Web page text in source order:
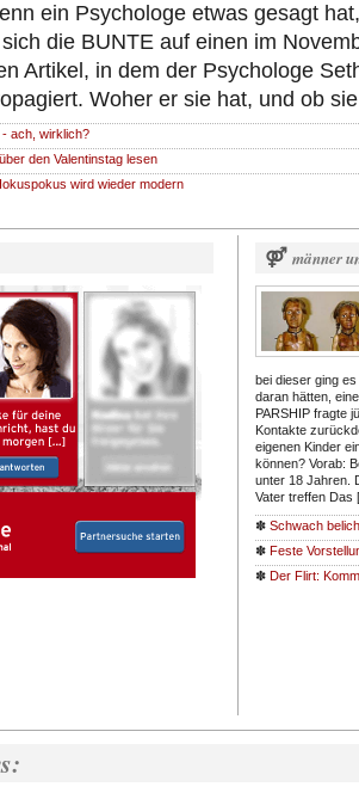
ein Psychologe etwas gesagt
die BUNTE auf einen im
Artikel, in dem der Psychologe
Woher er sie hat, und ob
- ach, wirklich?
den Valentinstag lesen
wird wieder modern
⚤ männer
bei dieser ging
daran hätten,
PARSHIP fragte
Kontakte
eigenen Kinder
können? Vorab:
unter 18 Jahren.
Vater treffen
✽ Schwach
✽ Feste
✽ Der Flirt: